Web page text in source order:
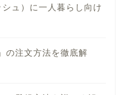
ュ）に一人暮らし向け
の注文方法を徹底解